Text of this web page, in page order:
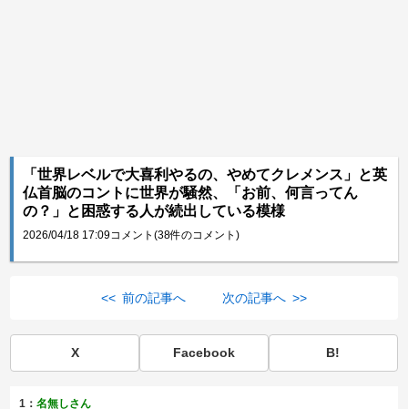
「世界レベルで大喜利やるの、やめてクレメンス」と英
仏首脳のコントに世界が騒然、「お前、何言ってん
の？」と困惑する人が続出している模様
2026/04/18 17:09コメント(38件のコメント)
<< 前の記事へ 次の記事へ >>
X Facebook B!
1：名無しさん